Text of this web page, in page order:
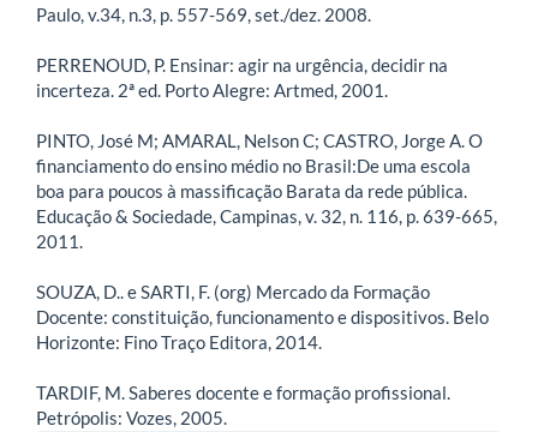
Paulo, v.34, n.3, p. 557-569, set./dez. 2008.
PERRENOUD, P. Ensinar: agir na urgência, decidir na
incerteza. 2ª ed. Porto Alegre: Artmed, 2001.
PINTO, José M; AMARAL, Nelson C; CASTRO, Jorge A. O
financiamento do ensino médio no Brasil:De uma escola
boa para poucos à massificação Barata da rede pública.
Educação & Sociedade, Campinas, v. 32, n. 116, p. 639-665,
2011.
SOUZA, D.. e SARTI, F. (org) Mercado da Formação
Docente: constituição, funcionamento e dispositivos. Belo
Horizonte: Fino Traço Editora, 2014.
TARDIF, M. Saberes docente e formação profissional.
Petrópolis: Vozes, 2005.